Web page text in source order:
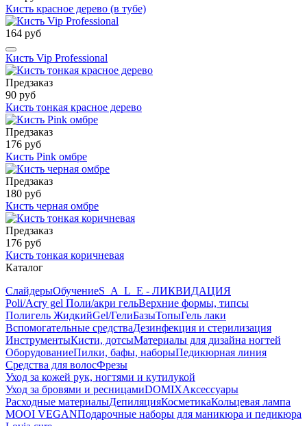
Кисть красное дерево (в тубе)
164 руб
Кисть Vip Professional
Предзаказ
90 руб
Кисть тонкая красное дерево
Предзаказ
176 руб
Кисть Pink омбре
Предзаказ
180 руб
Кисть черная омбре
Предзаказ
176 руб
Кисть тонкая коричневая
Каталог
СлайдерыОбучениеS_A_L_E - ЛИКВИДАЦИЯ
Poli/Acry gel Поли/акри гельВерхние формы, типсы
Полигель ЖидкийGel/ГелиБазыТопыГель лаки
Вспомогательные средстваДезинфекция и стерилизация
ИнструментыКисти, дотсыМатериалы для дизайна ногтей
ОборудованиеПилки, бафы, наборыПедикюрная линия
Средства для волосФрезы
Уход за кожей рук, ногтями и кутилукой
Уход за бровями и ресницамиDOMIXАксессуары
Расходные материалыДепиляцияКосметикаКольцевая лампа
MOOI VEGANПодарочные наборы для маникюра и педикюра